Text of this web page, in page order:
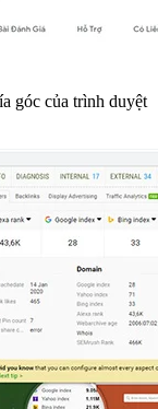
góc của trình duyệt